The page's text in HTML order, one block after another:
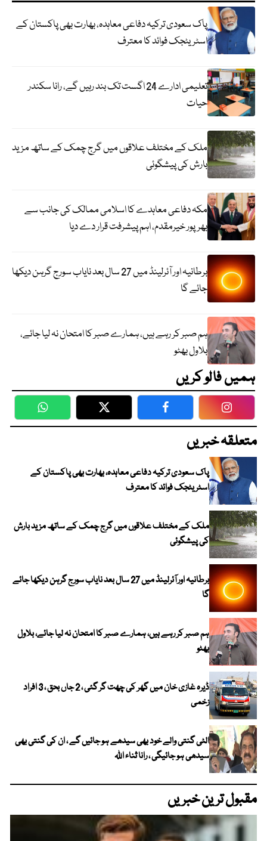
پاک سعودی ترکیہ دفاعی معاہدہ، بھارت بھی پاکستان کے
اسٹریٹجک فوائد کا معترف
تعلیمی ادارے 24 اگست تک بند رہیں گے، رانا سکندر
حیات
ملک کے مختلف علاقوں میں گرج چمک کے ساتھ مزید
بارش کی پیشگوئی
مکہ دفاعی معاہدے کا اسلامی ممالک کی جانب سے
بھرپور خیرمقدم، اہم پیشرفت قرار دے دیا
برطانیہ اور آئرلینڈ میں 27 سال بعد نایاب سورج گرہن دیکھا
جائے گا
ہم صبر کر رہے ہیں، ہمارے صبر کا امتحان نہ لیا جائے،
بلاول بھٹو
ہمیں فالو کریں
WhatsApp Twitter Facebook
متعلقہ خبریں
پاک سعودی ترکیہ دفاعی معاہدہ، بھارت بھی پاکستان کے
اسٹریٹجک فوائد کا معترف
ملک کے مختلف علاقوں میں گرج چمک کے ساتھ مزید بارش
کی پیشگوئی
برطانیہ اور آئرلینڈ میں 27 سال بعد نایاب سورج گرہن دیکھا جائے
گا
ہم صبر کر رہے ہیں، ہمارے صبر کا امتحان نہ لیا جائے، بلاول
بھٹو
ڈیرہ غازی خان میں گھر کی چھت گر گئی ، 2 جاں بحق ، 3 افراد
زخمی
الٹی گنتی والے خود بھی سیدھے ہو جائیں گے ، ان کی گنتی بھی
سیدھی ہو جائیگی ، رانا ثناء اللہ
مقبول ترین خبریں